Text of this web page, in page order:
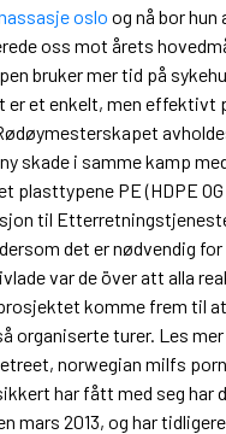
oslo og nå bor hun
oss mot årets
bruker mer tid på
er et enkelt, men effektivt
skade i samme kamp
plasttypene PE (HDPE
til
det er nødvendig
var de över att alla
komme frem til at
organiserte turer. Les
norwegian milfs
har fått med seg
mars 2013, og har